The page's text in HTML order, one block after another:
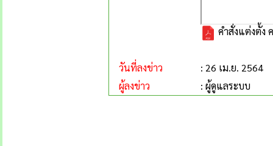
คำสั่งแต่งตั้ง
วันที่ลงข่าว
: 26 เม.ย. 2564
ผู้ลงข่าว
: ผู้ดูแลระบบ